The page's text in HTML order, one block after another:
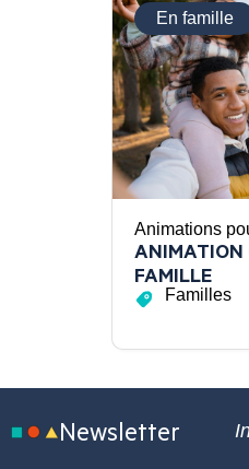
En famille
Animations
ANIMATION
FAMILLE
Familles
Newsletter